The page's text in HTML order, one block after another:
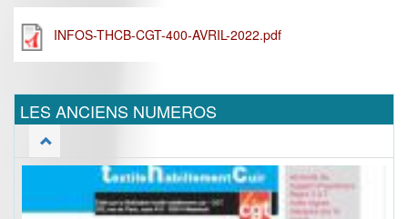
INFOS-THCB-CGT-400-AVRIL-2022.pdf
LES ANCIENS NUMEROS